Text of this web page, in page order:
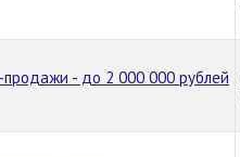
- до 2 000 000 рублей